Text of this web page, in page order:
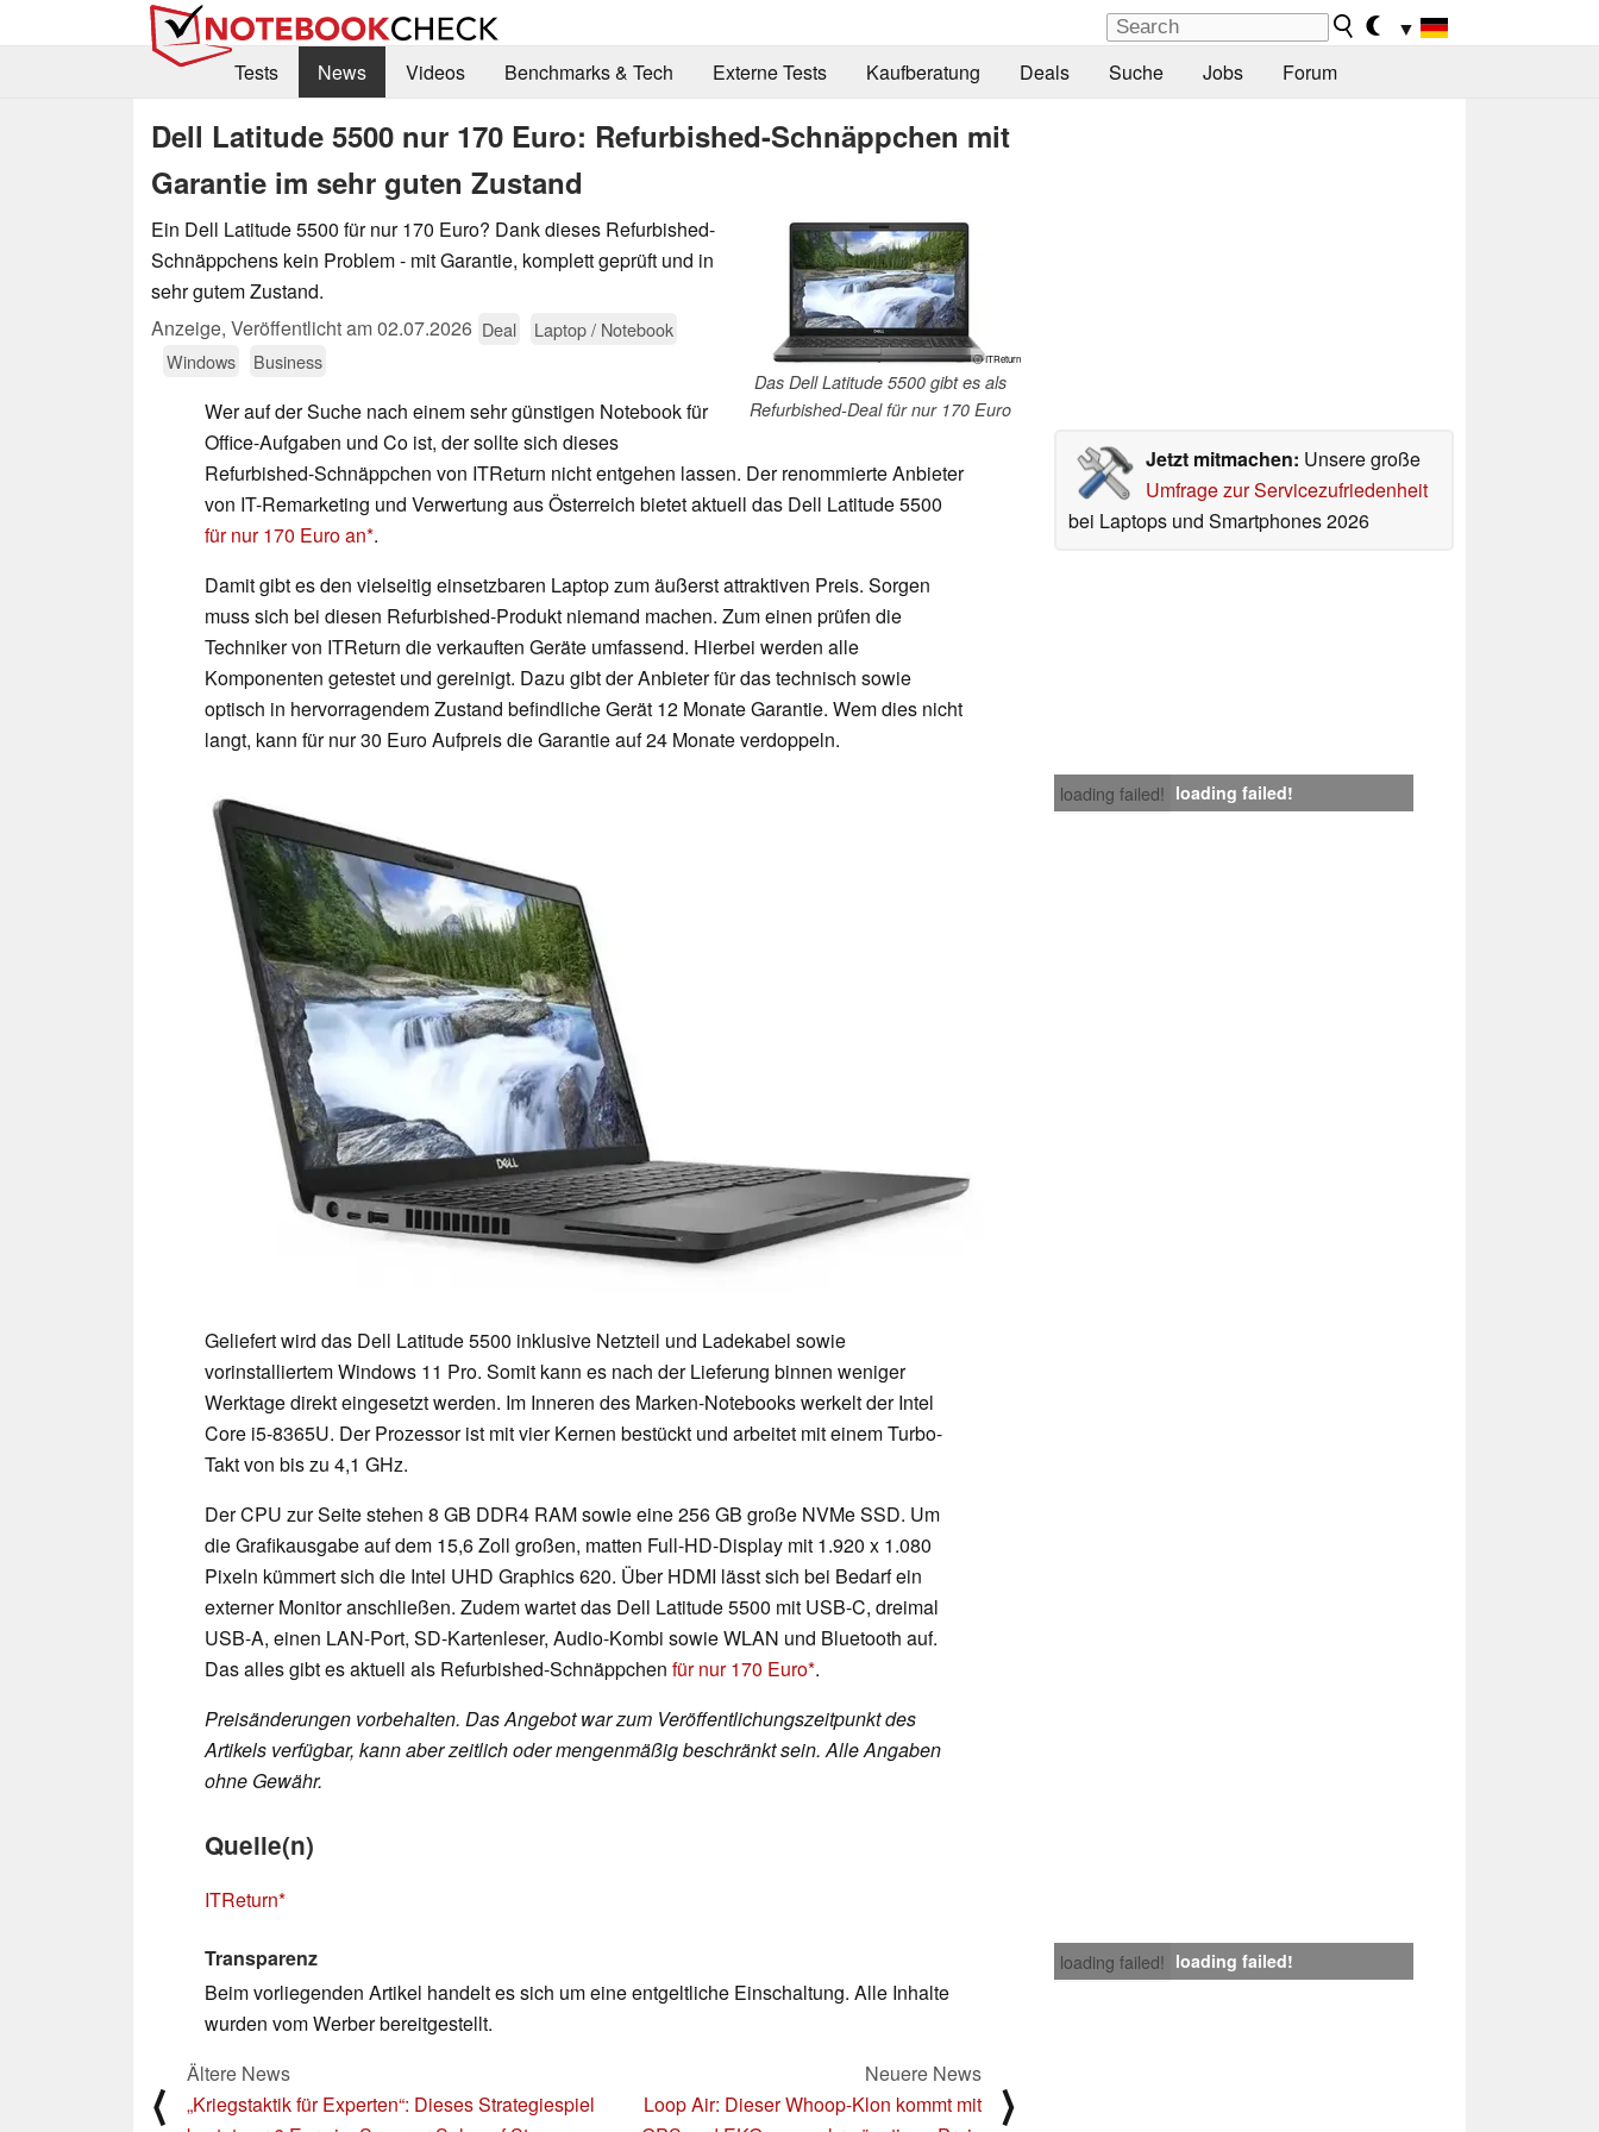
▼
Tests
News Videos Benchmarks & Tech Externe Tests Kaufberatung Deals Suche Jobs Forum
Dell Latitude 5500 nur 170 Euro: Refurbished-Schnäppchen mit
Garantie im sehr guten Zustand
ⓘ ITReturn
Das Dell Latitude 5500 gibt es als
Refurbished-Deal für nur 170 Euro
Ein Dell Latitude 5500 für nur 170 Euro? Dank dieses Refurbished-
Schnäppchens kein Problem - mit Garantie, komplett geprüft und in
sehr gutem Zustand.
Anzeige, Veröffentlicht am02.07.2026 Deal
Laptop / Notebook
Windows
Business
Jetzt mitmachen: Unsere große
Umfrage zur Servicezufriedenheit
bei Laptops und Smartphones 2026
Wer auf der Suche nach einem sehr günstigen Notebook für
Office-Aufgaben und Co ist, der sollte sich dieses
Refurbished-Schnäppchen von ITReturn nicht entgehen lassen. Der renommierte Anbieter
von IT-Remarketing und Verwertung aus Österreich bietet aktuell das Dell Latitude 5500
für nur 170 Euro an .
Damit gibt es den vielseitig einsetzbaren Laptop zum äußerst attraktiven Preis. Sorgen
muss sich bei diesen Refurbished-Produkt niemand machen. Zum einen prüfen die
Techniker von ITReturn die verkauften Geräte umfassend. Hierbei werden alle
Komponenten getestet und gereinigt. Dazu gibt der Anbieter für das technisch sowie
optisch in hervorragendem Zustand befindliche Gerät 12 Monate Garantie. Wem dies nicht
langt, kann für nur 30 Euro Aufpreis die Garantie auf 24 Monate verdoppeln.
loading failed! loading failed!
Geliefert wird das Dell Latitude 5500 inklusive Netzteil und Ladekabel sowie
vorinstalliertem Windows 11 Pro. Somit kann es nach der Lieferung binnen weniger
Werktage direkt eingesetzt werden. Im Inneren des Marken-Notebooks werkelt der Intel
Core i5-8365U. Der Prozessor ist mit vier Kernen bestückt und arbeitet mit einem Turbo-
Takt von bis zu 4,1 GHz.
Der CPU zur Seite stehen 8 GB DDR4 RAM sowie eine 256 GB große NVMe SSD. Um
die Grafikausgabe auf dem 15,6 Zoll großen, matten Full-HD-Display mit 1.920 x 1.080
Pixeln kümmert sich die Intel UHD Graphics 620. Über HDMI lässt sich bei Bedarf ein
externer Monitor anschließen. Zudem wartet das Dell Latitude 5500 mit USB-C, dreimal
USB-A, einen LAN-Port, SD-Kartenleser, Audio-Kombi sowie WLAN und Bluetooth auf.
Das alles gibt es aktuell als Refurbished-Schnäppchen für nur 170 Euro .
Preisänderungen vorbehalten. Das Angebot war zum Veröffentlichungszeitpunkt des
Artikels verfügbar, kann aber zeitlich oder mengenmäßig beschränkt sein. Alle Angaben
ohne Gewähr.
Quelle(n)
ITReturn
loading failed! loading failed!
Transparenz
Beim vorliegenden Artikel handelt es sich um eine entgeltliche Einschaltung. Alle Inhalte
wurden vom Werber bereitgestellt.
⟨
Ältere News
„Kriegstaktik für Experten“: Dieses Strategiespiel
Neuere News
Loop Air: Dieser Whoop-Klon kommt mit
⟩